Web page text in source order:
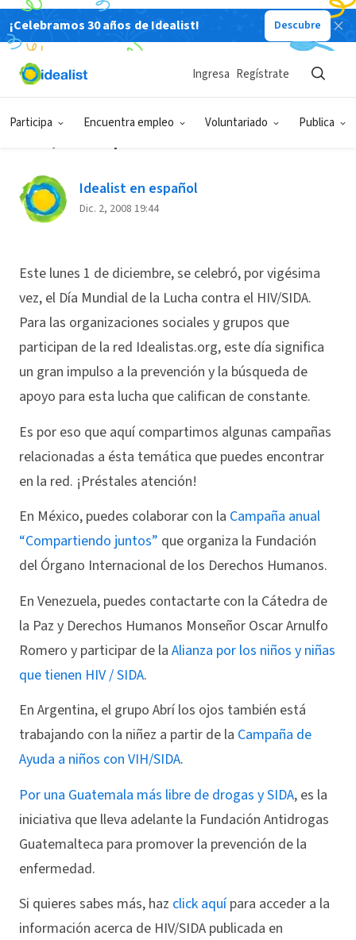
¡Celebramos 30 años de Idealist! Descubre
Participa Encuentra empleo Voluntariado Publica
Ingresa Regístrate
Back
HIV/SIDA ¡Entra en acción!
Idealist en español
Dic. 2, 2008 19:44
Este lunes 1 de diciembre, se celebró, por vigésima
vez, el Día Mundial de la Lucha contra el HIV/SIDA.
Para las organizaciones sociales y grupos que
participan de la red Idealistas.org, este día significa
un gran impulso a la prevención y la búsqueda de
apoyo para esta lucha que califican de constante.
Es por eso que aquí compartimos algunas campañas
relacionadas a ésta temática que puedes encontrar
en la red. ¡Préstales atención!
En México, puedes colaborar con la Campaña anual
“Compartiendo juntos” que organiza la Fundación
del Órgano Internacional de los Derechos Humanos.
En Venezuela, puedes contactarte con la Cátedra de
la Paz y Derechos Humanos Monseñor Oscar Arnulfo
Romero y participar de la Alianza por los niños y niñas
que tienen HIV / SIDA.
En Argentina, el grupo Abrí los ojos también está
trabajando con la niñez a partir de la Campaña de
Ayuda a niños con VIH/SIDA.
Por una Guatemala más libre de drogas y SIDA, es la
iniciativa que lleva adelante la Fundación Antidrogas
Guatemalteca para promover la prevención de la
enfermedad.
Si quieres sabes más, haz click aquípara acceder a la
información acerca de HIV/SIDA publicada en